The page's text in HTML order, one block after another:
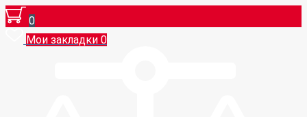
0
Мои закладки 0